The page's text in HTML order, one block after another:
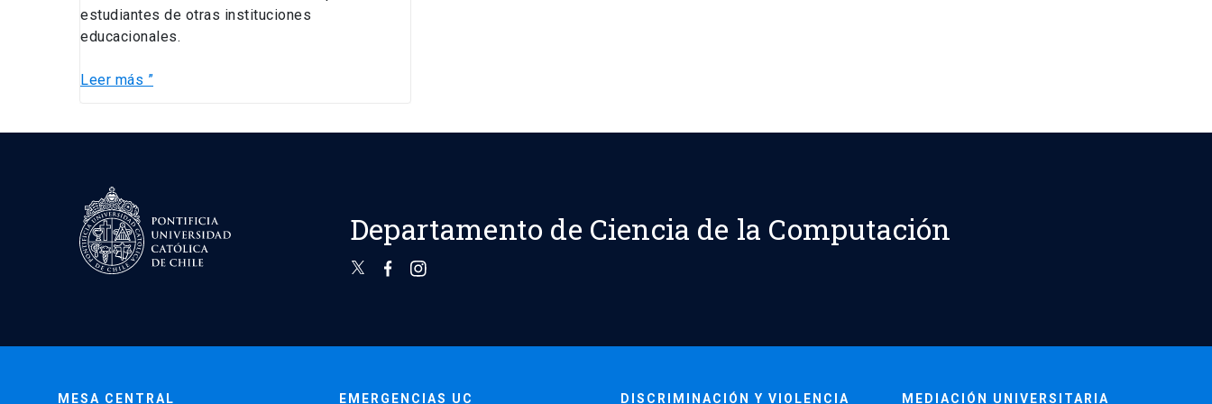
estudiantes de otras instituciones
educacionales.
Leer más ”
Departamento de Ciencia de la Computación
MESA CENTRAL EMERGENCIAS UC DISCRIMINACIÓN Y VIOLENCIA MEDIACIÓN UNIVERSITARIA